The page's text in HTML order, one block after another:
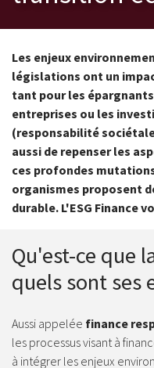
Les enjeux
législations ont un
tant pour les
entreprises ou les
(responsabilité
aussi de repenser les
ces profondes
organismes proposent
durable. L'ESG Finance
Qu'est-ce que
quels sont ses
Aussi appelée finance
les processus visant à
à intégrer les enjeux